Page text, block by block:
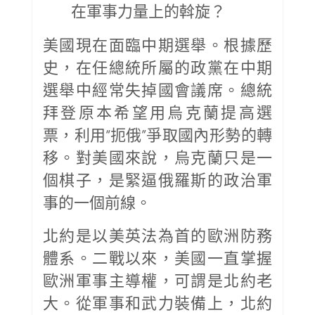
在軍事力量上的斡旋？
美國現在面臨中期選舉。根據歷
史，在任總統所屬的政黨在中期
選舉中經常失掉國會議席。總統
拜登原本希望用烏克蘭提高選
票，利用“扼俄”爭取國內形勢的轉
移。對美國來說，烏克蘭只是一
個棋子，是緊逼俄羅斯的政治軍
事的一個前線。
北約是以美英法為首的歐洲防務
體系。二戰以來，美國一直掌握
歐洲軍事主導權，可謂是北約老
大。從軍事和武力裝備上，北約